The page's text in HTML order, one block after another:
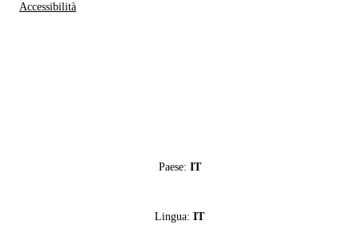
Accessibilità
Paese: IT
Lingua: IT